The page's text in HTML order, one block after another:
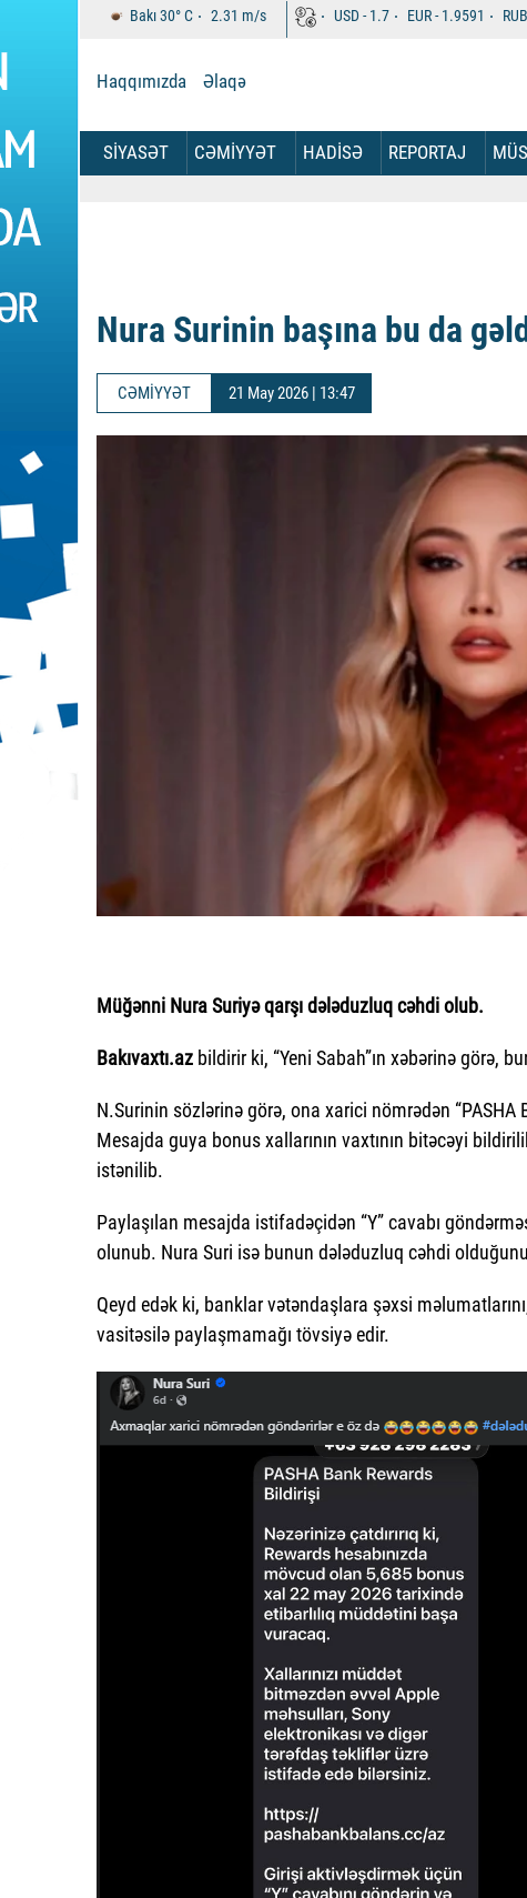
Bakı30°C 2.31 m/s USD -1.7 EUR -1.9591
Haqqımızda Əlaqə
SİYASƏT CƏMİYYƏT HADİSƏ REPORTAJ
Nura Surinin başına bu da
CƏMİYYƏT 21 May 2026 | 13:47
Müğənni Nura Suriyə qarşı dələduzluq cəhdi olub.
Bakıvaxtı.azbildirir ki, “Yeni Sabah”ın xəbərinə görə,
N.Surinin sözlərinə görə, ona xarici nömrədən
Mesajda guya bonus xallarının vaxtının bitəcəyi
istənilib.
Paylaşılan mesajda istifadəçidən “Y” cavabı
olunub. Nura Suri isə bunun dələduzluq cəhdi
Qeyd edək ki, banklar vətəndaşlara şəxsi
vasitəsilə paylaşmamağı tövsiyə edir.